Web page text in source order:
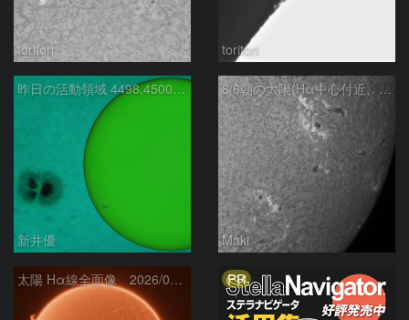
toritori toritori
昨日の活動領域 4498,4500：2026/08/05
新井優
8/6朝の太陽(Hα中心付近、4498、4502付近)
Maki
太陽 Hα線全面像 2026/08/06 PR